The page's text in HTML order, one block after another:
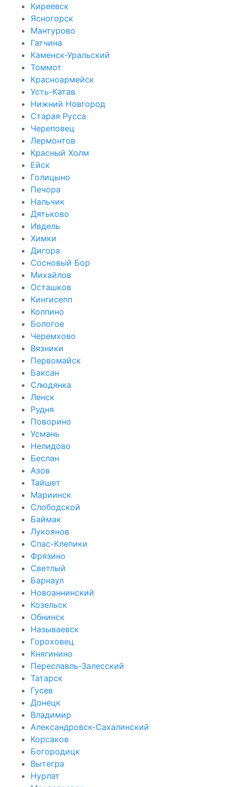
Киреевск
Ясногорск
Мантурово
Гатчина
Каменск-Уральский
Томмот
Красноармейск
Усть-Катав
Нижний Новгород
Старая Русса
Череповец
Лермонтов
Красный Холм
Ейск
Голицыно
Печора
Нальчик
Дятьково
Ивдель
Химки
Дигора
Сосновый Бор
Михайлов
Осташков
Кингисепп
Колпино
Бологое
Черемхово
Вязники
Первомайск
Баксан
Слюдянка
Ленск
Рудня
Поворино
Усмань
Нелидово
Беслан
Азов
Тайшет
Мариинск
Слободской
Баймак
Лукоянов
Спас-Клепики
Фрязино
Светлый
Барнаул
Новоаннинский
Козельск
Обнинск
Называевск
Гороховец
Княгинино
Переславль-Залесский
Татарск
Гусев
Донецк
Владимир
Александровск-Сахалинский
Корсаков
Богородицк
Вытегра
Нурлат